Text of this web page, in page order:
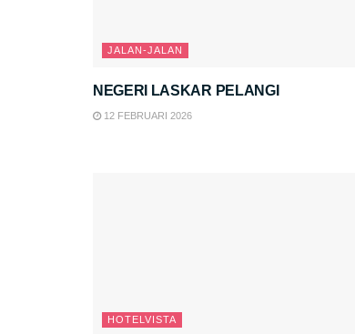
JALAN-JALAN
NEGERI LASKAR PELANGI
12 FEBRUARI 2026
HOTELVISTA